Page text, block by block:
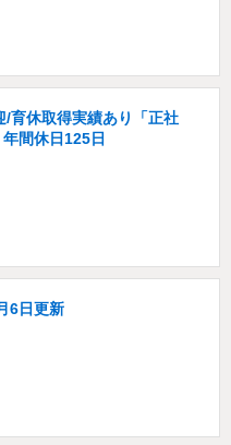
/育休取得実績あり「正社
間休日125日
6日更新